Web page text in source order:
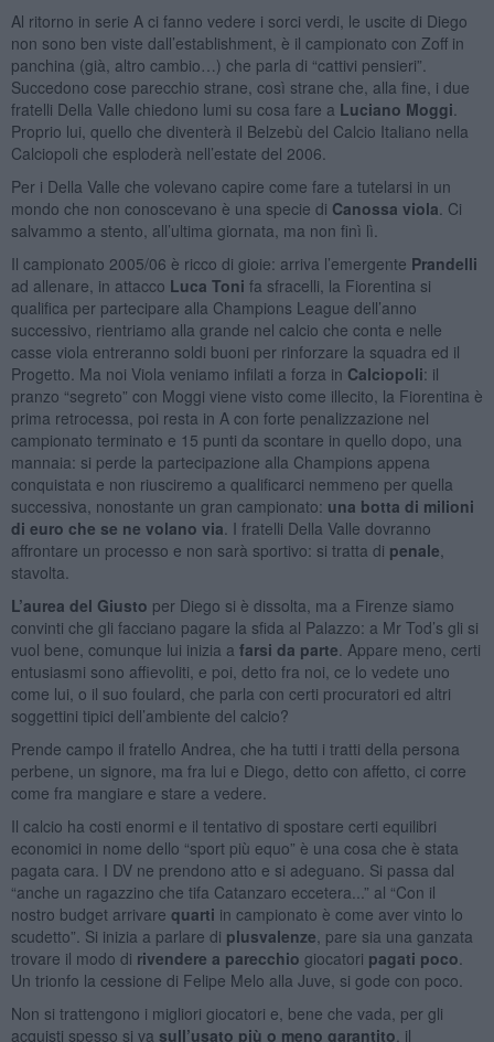
Al ritorno in serie A ci fanno vedere i sorci verdi, le uscite di Diego
non sono ben viste dall’establishment, è il campionato con Zoff in
panchina (già, altro cambio…) che parla di “cattivi pensieri”.
Succedono cose parecchio strane, così strane che, alla fine, i due
fratelli Della Valle chiedono lumi su cosa fare a Luciano Moggi
Proprio lui, quello che diventerà il Belzebù del Calcio Italiano nella
Calciopoli che esploderà nell’estate del 2006.
Per i Della Valle che volevano capire come fare a tutelarsi in un
mondo che non conoscevano è una specie di Canossa viola . Ci
salvammo a stento, all’ultima giornata, ma non finì lì.
Il campionato 2005/06 è ricco di gioie: arriva l’emergente Prandelli
ad allenare, in attacco Luca Toni fa sfracelli, la Fiorentina si
qualifica per partecipare alla Champions League dell’anno
successivo, rientriamo alla grande nel calcio che conta e nelle
casse viola entreranno soldi buoni per rinforzare la squadra ed il
Progetto. Ma noi Viola veniamo infilati a forza in Calciopoli: il
pranzo “segreto” con Moggi viene visto come illecito, la Fiorentina è
prima retrocessa, poi resta in A con forte penalizzazione nel
campionato terminato e 15 punti da scontare in quello dopo, una
mannaia: si perde la partecipazione alla Champions appena
conquistata e non riusciremo a qualificarci nemmeno per quella
successiva, nonostante un gran campionato: una botta di milioni
di euro che se ne volano via . I fratelli Della Valle dovranno
affrontare un processo e non sarà sportivo: si tratta di penale
stavolta.
L’aurea del Giusto per Diego si è dissolta, ma a Firenze siamo
convinti che gli facciano pagare la sfida al Palazzo: a Mr Tod’s gli si
vuol bene, comunque lui inizia a farsi da parte . Appare meno, certi
entusiasmi sono affievoliti, e poi, detto fra noi, ce lo vedete uno
come lui, o il suo foulard, che parla con certi procuratori ed altri
soggettini tipici dell’ambiente del calcio?
Prende campo il fratello Andrea, che ha tutti i tratti della persona
perbene, un signore, ma fra lui e Diego, detto con affetto, ci corre
come fra mangiare e stare a vedere.
Il calcio ha costi enormi e il tentativo di spostare certi equilibri
economici in nome dello “sport più equo” è una cosa che è stata
pagata cara. I DV ne prendono atto e si adeguano. Si passa dal
“anche un ragazzino che tifa Catanzaro eccetera...” al “Con il
nostro budget arrivare quarti in campionato è come aver vinto lo
scudetto”. Si inizia a parlare di plusvalenze , pare sia una ganzata
trovare il modo di rivendere a parecchio giocatori pagati poco
Un trionfo la cessione di Felipe Melo alla Juve, si gode con poco.
Non si trattengono i migliori giocatori e, bene che vada, per gli
acquisti spesso si va sull’usato più o meno garantito , il